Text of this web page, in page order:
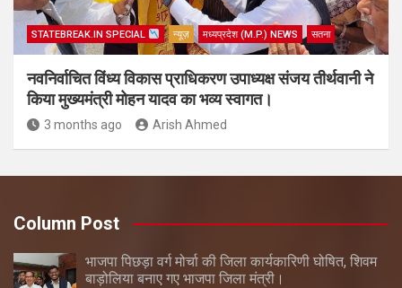
STATEBREAK.IN SPECIAL न्यूज़ मध्यप्रदेश (M.P.) NEWS सतना
नवनिर्वाचित विंध्य विकास प्राधिकरण उपाध्यक्ष संजय तीर्थवानी ने
किया मुख्यमंत्री मोहन यादव का भव्य स्वागत।
3 months ago Arish Ahmed
Column Post
भाजपा पिछड़ा वर्ग मोर्चा की जिला कार्यकारिणी घोषित, शिवम
बाड़ोलिया बनाए गए भाजपा जिला मंत्री।